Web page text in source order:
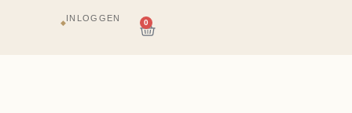
◆INLOGGEN 0